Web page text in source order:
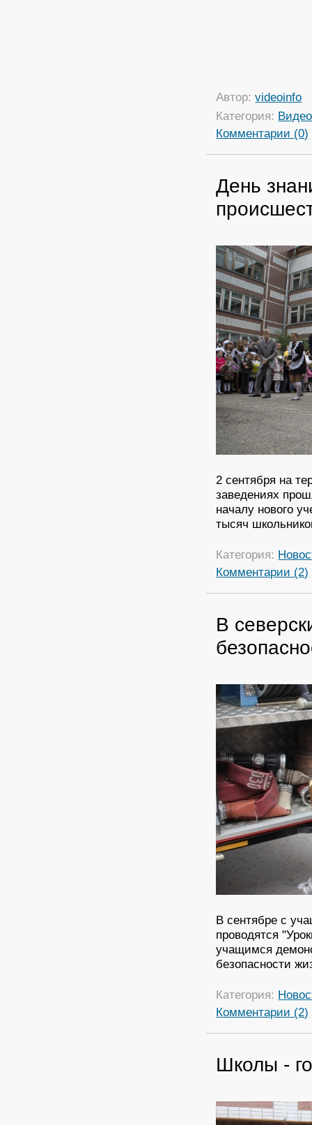
Автор:videoinfo
Категория: Видео
Комментарии (0)
День
2 сентября на
заведениях
началу нового
тысяч
Категория:
Комментарии (2)
В
В сентябре с
проводятся
учащимся
безопасности
Категория:
Комментарии (2)
Школы -